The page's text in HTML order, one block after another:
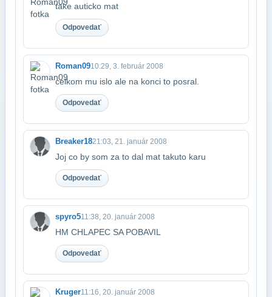
take auticko mat
Odpovedať
Roman0910:29, 3. február 2008
celkom mu islo ale na konci to posral.
Odpovedať
Breaker1821:03, 21. január 2008
Joj co by som za to dal mat takuto karu
Odpovedať
spyro511:38, 20. január 2008
HM CHLAPEC SA POBAVIL
Odpovedať
Kruger11:16, 20. január 2008